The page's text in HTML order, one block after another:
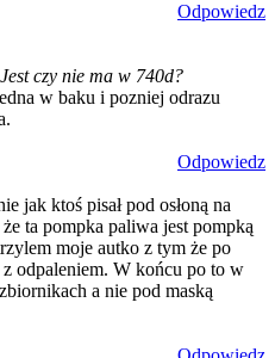
Odpowiedz
czy nie ma w 740d?
w baku i pozniej odrazu
Odpowiedz
jak ktoś pisał pod osłoną na
ta pompka paliwa jest pompką
moje autko z tym że po
odpaleniem. W końcu po to w
a nie pod maską